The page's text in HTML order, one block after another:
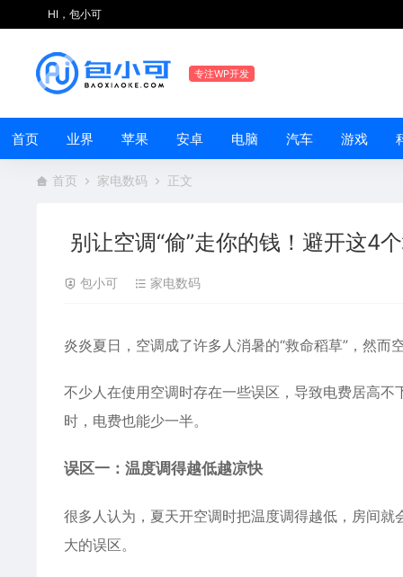
HI，包小可
专注WP开发
首页 业界 苹果 安卓 电脑 汽车 游戏
首页 家电数码 正文
别让空调“偷”走你的钱！避开这4
包小可 家电数码
炎炎夏日， 空调成了许多人消暑的“救命稻草”，然而
不少人在使用空调时存在一些误区，导致电费居高
时，电费也能少一半。
误区一：温度调得越低越凉快
很多人认为，夏天开空调时把温度调得越低，房间
大的误区。